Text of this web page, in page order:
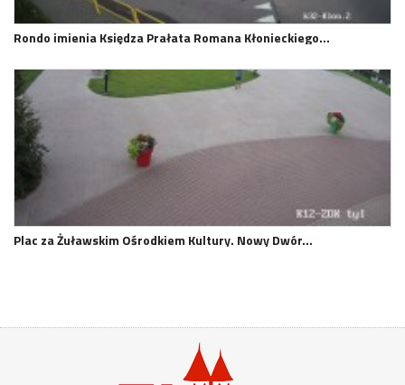
Rondo imienia Księdza Prałata Romana Kłonieckiego…
Plac za Żuławskim Ośrodkiem Kultury. Nowy Dwór…